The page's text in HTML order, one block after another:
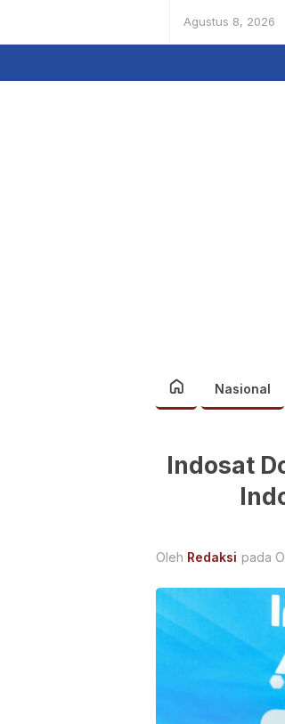
Agustus 8, 2026
Nasional
Indosat
Oleh Redaksi pada